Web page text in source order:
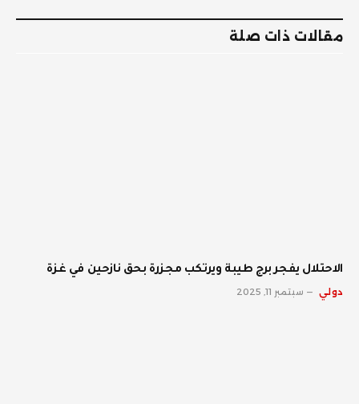
مقالات ذات صلة
الاحتلال يفجر برج طيبة ويرتكب مجزرة بحق نازحين في غزة
دولي سبتمبر 11, 2025